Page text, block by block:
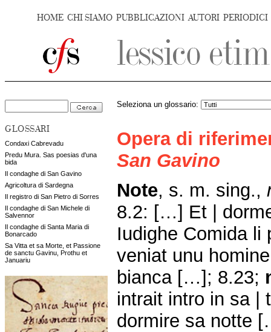
HOME CHI SIAMO PUBBLICAZIONI AUTORI PERIODICI
GLOSSARI
Condaxi Cabrevadu
Predu Mura. Sas poesias d'una
bida
Il condaghe di San Gavino
Agricoltura di Sardegna
Il registro di San Pietro di Sorres
Il condaghe di San Michele di
Salvennor
Il condaghe di Santa Maria di
Bonarcado
Sa Vitta et sa Morte, et Passione
de sanctu Gavinu, Prothu et
Januariu
Seleziona un glossario:
Opera di
San Gavino
Note, s. m. sing.,
8.2: […] Et |
Iudighe Comida li
veniat unu
bianca […]; 8.23;
intrait intro in sa |
dormire sa notte